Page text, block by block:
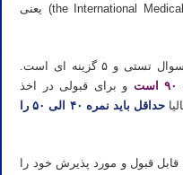
بین المللی (the International Medical School Admissions Test) یعنی
و برای قبولی در اخذ
حداقل باید نمره ۴۰ الی ۵۰ را
قبول و مورد پذیرش خود را